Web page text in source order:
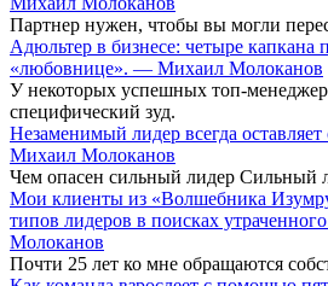
Партнер нужен, чтобы вы могли
Адюльтер в бизнесе: четыре капкана
«любовнице». — Михаил Молоканов
У некоторых успешных топ-
специфический зуд.
Незаменимый лидер всегда
Михаил Молоканов
Чем опасен сильный лидер Сильный
Мои клиенты из «Волшебника
типов лидеров в поисках
Молоканов
Почти 25 лет ко мне обращаются